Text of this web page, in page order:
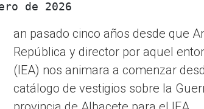
de 2026
an pasado cinco años desde que
República y director por aquel
(IEA) nos animara a comenzar
catálogo de vestigios sobre la